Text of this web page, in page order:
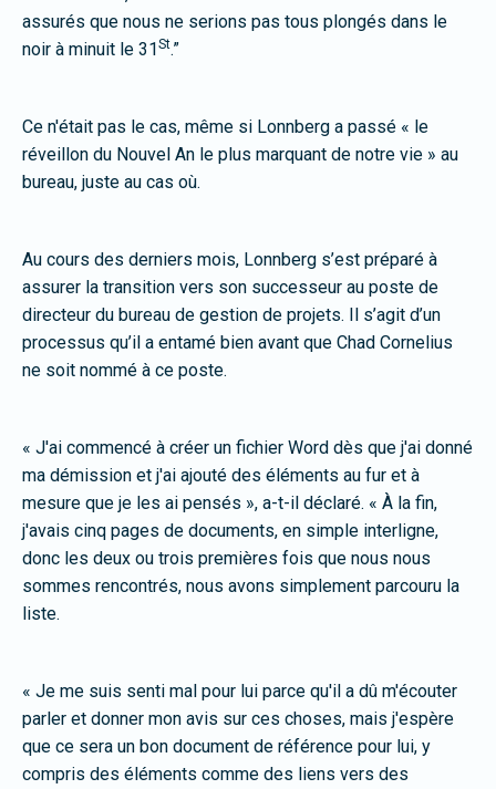
assurés que nous ne serions pas tous plongés dans le
noir à minuit le 31St.”
Ce n'était pas le cas, même si Lonnberg a passé « le
réveillon du Nouvel An le plus marquant de notre vie » au
bureau, juste au cas où.
Au cours des derniers mois, Lonnberg s’est préparé à
assurer la transition vers son successeur au poste de
directeur du bureau de gestion de projets. Il s’agit d’un
processus qu’il a entamé bien avant que Chad Cornelius
ne soit nommé à ce poste.
« J'ai commencé à créer un fichier Word dès que j'ai donné
ma démission et j'ai ajouté des éléments au fur et à
mesure que je les ai pensés », a-t-il déclaré. « À la fin,
j'avais cinq pages de documents, en simple interligne,
donc les deux ou trois premières fois que nous nous
sommes rencontrés, nous avons simplement parcouru la
liste.
« Je me suis senti mal pour lui parce qu'il a dû m'écouter
parler et donner mon avis sur ces choses, mais j'espère
que ce sera un bon document de référence pour lui, y
compris des éléments comme des liens vers des